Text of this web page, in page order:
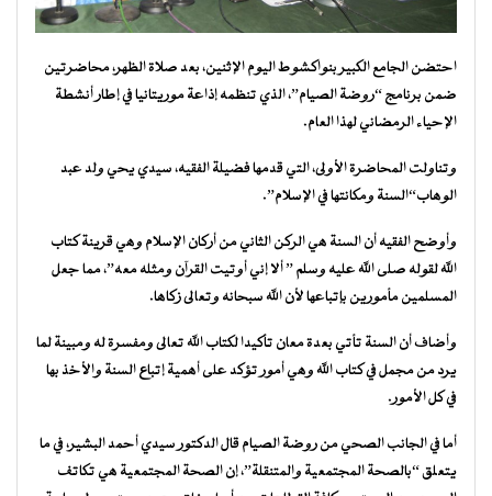
احتضن الجامع الكبير بنواكشوط اليوم الإثنين، بعد صلاة الظهر، محاضرتين
ضمن برنامج “روضة الصيام”، الذي تنظمه إذاعة موريتانيا في إطار أنشطة
الإحياء الرمضاني لهذا العام.
وتناولت المحاضرة الأولى، التي قدمها فضيلة الفقيه، سيدي يحي ولد عبد
الوهاب“السنة ومكانتها في الإسلام”.
وأوضح الفقيه أن السنة هي الركن الثاني من أركان الإسلام وهي قرينة كتاب
الله لقوله صلى الله عليه وسلم ” ألا إني أوتيت القرآن ومثله معه”، مما جعل
المسلمين مأمورين بإتباعها لأن الله سبحانه وتعالى زكاها.
وأضاف أن السنة تأتي بعدة معان تأكيدا لكتاب الله تعالى ومفسرة له ومبينة لما
يرد من مجمل في كتاب الله وهي أمور تؤكد على أهمية إتباع السنة والأخذ بها
في كل الأمور.
أما في الجانب الصحي من روضة الصيام قال الدكتور سيدي أحمد البشير، في ما
يتعلق “بالصحة المجتمعية والمتنقلة”، إن الصحة المجتمعية هي تكاتف